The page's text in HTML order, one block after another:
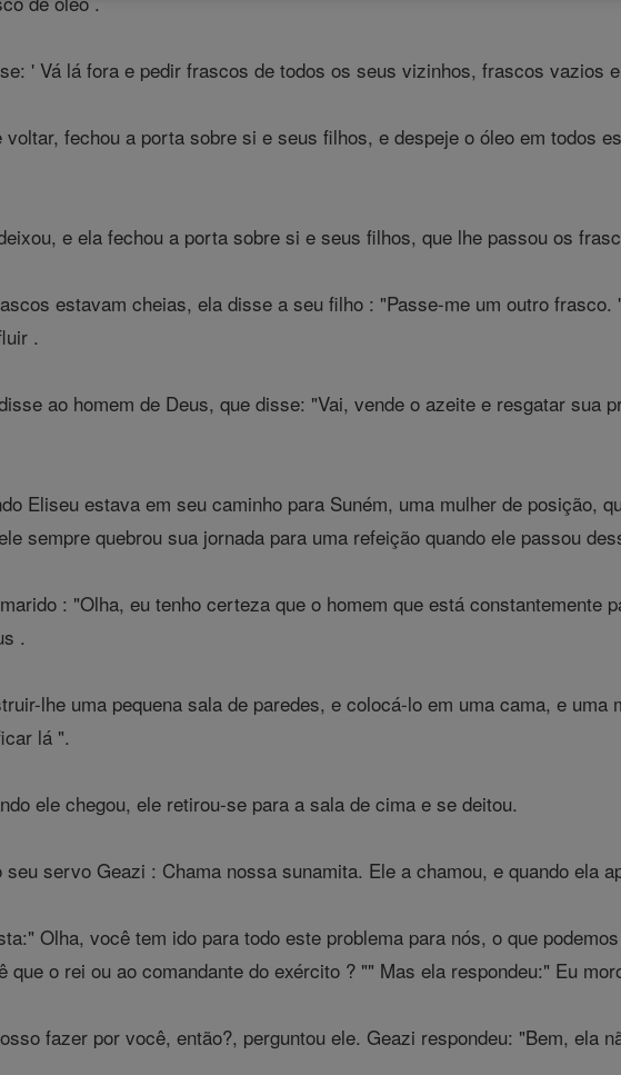
' Vá lá fora e pedir frascos de todos os seus vizinhos, frascos vazios
voltar, fechou a porta sobre si e seus filhos, e despeje o óleo em todos
e ela fechou a porta sobre si e seus filhos, que lhe passou os
estavam cheias, ela disse a seu filho : "Passe-me um outro
.
ao homem de Deus, que disse: "Vai, vende o azeite e resgatar sua
Eliseu estava em seu caminho para Suném, uma mulher de posição,
sempre quebrou sua jornada para uma refeição quando ele passou
: "Olha, eu tenho certeza que o homem que está constantemente
.
lhe uma pequena sala de paredes, e colocá-lo em uma cama, e
lá ".
ele chegou, ele retirou-se para a sala de cima e se deitou.
seu servo Geazi : Chama nossa sunamita. Ele a chamou, e quando ela
Olha, você tem ido para todo este problema para nós, o que
que o rei ou ao comandante do exército ? "" Mas ela respondeu:" Eu
fazer por você, então?, perguntou ele. Geazi respondeu: "Bem, ela